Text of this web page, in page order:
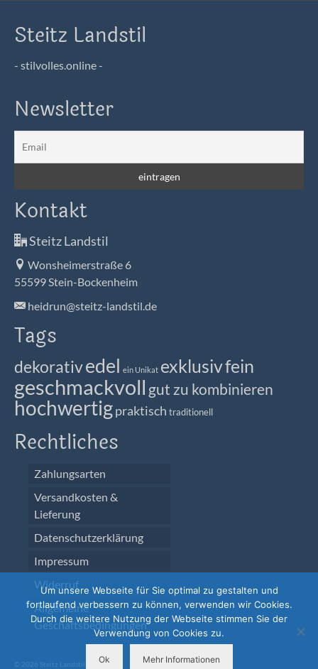
Steitz Landstil
- stilvolles.online -
Newsletter
Kontakt
Steitz Landstil
Wonsheimerstraße 6
55599 Stein-Bockenheim
heidrun@steitz-landstil.de
Tags
dekorativedel ein Unikat exklusivfein
geschmackvoll gut zu kombinieren
hochwertigpraktisch traditionell
Rechtliches
Zahlungsarten
Versandkosten &
Lieferung
Datenschutzerklärung
Impressum
Widerruf
Allgemeine
Geschäftsbedingungen
© 2026 Steitz Landstil
Um unsere Webseite für Sie optimal zu gestalten und
fortlaufend verbessern zu können, verwenden wir Cookies.
Durch die weitere Nutzung der Webseite stimmen Sie der
Verwendung von Cookies zu.
Ok Mehr Informationen